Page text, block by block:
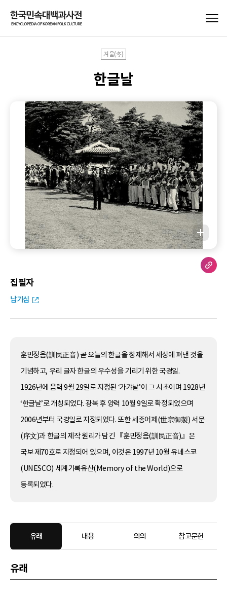
겨울(冬)
한글날
집필자
남기심
훈민정음(訓民正音) 곧 오늘의 한글을 창제해서 세상에 펴낸 것을
기념하고, 우리 글자 한글의 우수성을 기리기 위한 국경일.
1926년에 음력 9월 29일로 지정된 ‘가갸날’이 그 시초이며 1928년
‘한글날’로 개칭되었다. 광복 후 양력 10월 9일로 확정되었으며
2006년부터 국경일로 지정되었다. 또한 세종어제(世宗御製) 서문
(序文)과 한글의 제작 원리가 담긴 『훈민정음(訓民正音)』은
국보 제70호로 지정되어 있으며, 이것은 1997년 10월 유네스코
(UNESCO) 세계기록유산(Memory of the World)으로
등록되었다.
유래 내용 의의 참고문헌
유래